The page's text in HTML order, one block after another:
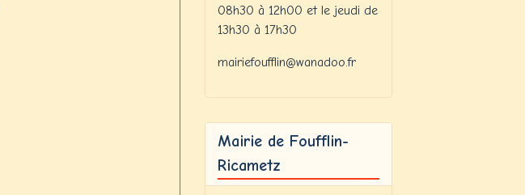
08h30 à 12h00 et le jeudi de
13h30 à 17h30
mairiefoufflin@wanadoo.fr
Mairie de Foufflin-
Ricametz